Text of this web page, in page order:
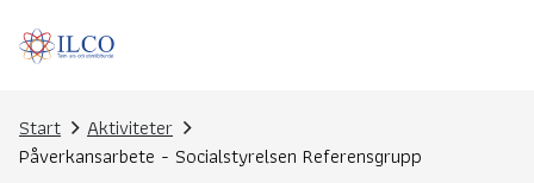
Start
Aktiviteter
Påverkansarbete - Socialstyrelsen Referensgrupp